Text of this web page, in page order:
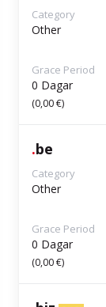
Category
Other
Grace Period
0 Dagar
(0,00 €)
.be
Category
Other
Grace Period
0 Dagar
(0,00 €)